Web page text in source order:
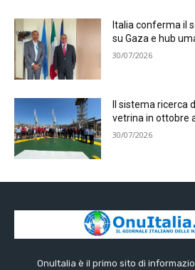
Italia conferma il
su Gaza e hub
30/07/2026
Il sistema ricerca
vetrina in ottobre
30/07/2026
OnuItalia è il primo sito di